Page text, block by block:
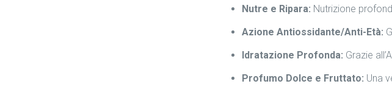
Nutre e Ripara: Nutrizione
Azione Antiossidante/Anti-Età:
Idratazione Profonda: Grazie
Profumo Dolce e Fruttato: Una